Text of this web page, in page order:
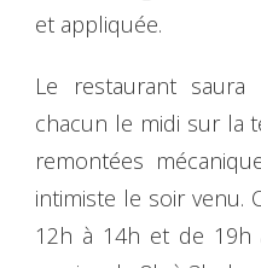
et appliquée.
Le restaurant saura
chacun le midi sur la
remontées
intimiste le soir venu.
12h à 14h et de 19h